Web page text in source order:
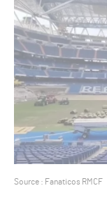
Source : Fanaticos RMCF